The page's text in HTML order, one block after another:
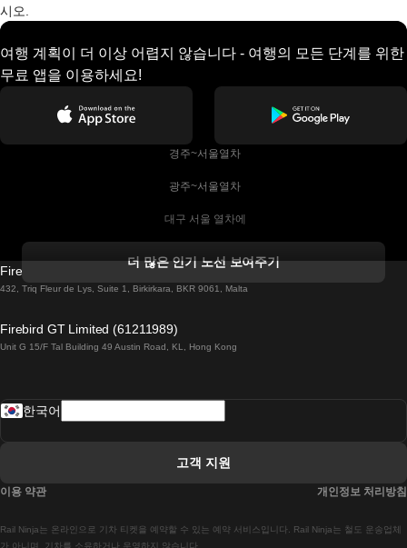
시오.
여행 계획이 더 이상 어렵지 않습니다 - 여행의 모든 단계를 위한
무료 앱을 이용하세요!
경주~서울열차
광주~서울열차
대구 서울 열차에
더블린에서 골웨이 열차
로마에서 나폴리 열차
더 많은 인기 노선 보여주기
Firebird GT Limited (OC 1451)
432, Triq Fleur de Lys, Suite 1, Birkirkara, BKR 9061, Malta
Firebird GT Limited (61211989)
Unit G 15/F Tal Building 49 Austin Road, KL, Hong Kong
Rail Ninja는 온라인으로 기차 티켓을 예약할 수 있는 예약 서비스입니다. Rail Ninja는 철도 운송업체
가 아니며, 기차를 소유하거나 운영하지 않습니다.
한국어
고객 지원
이용 약관 개인정보 처리방침